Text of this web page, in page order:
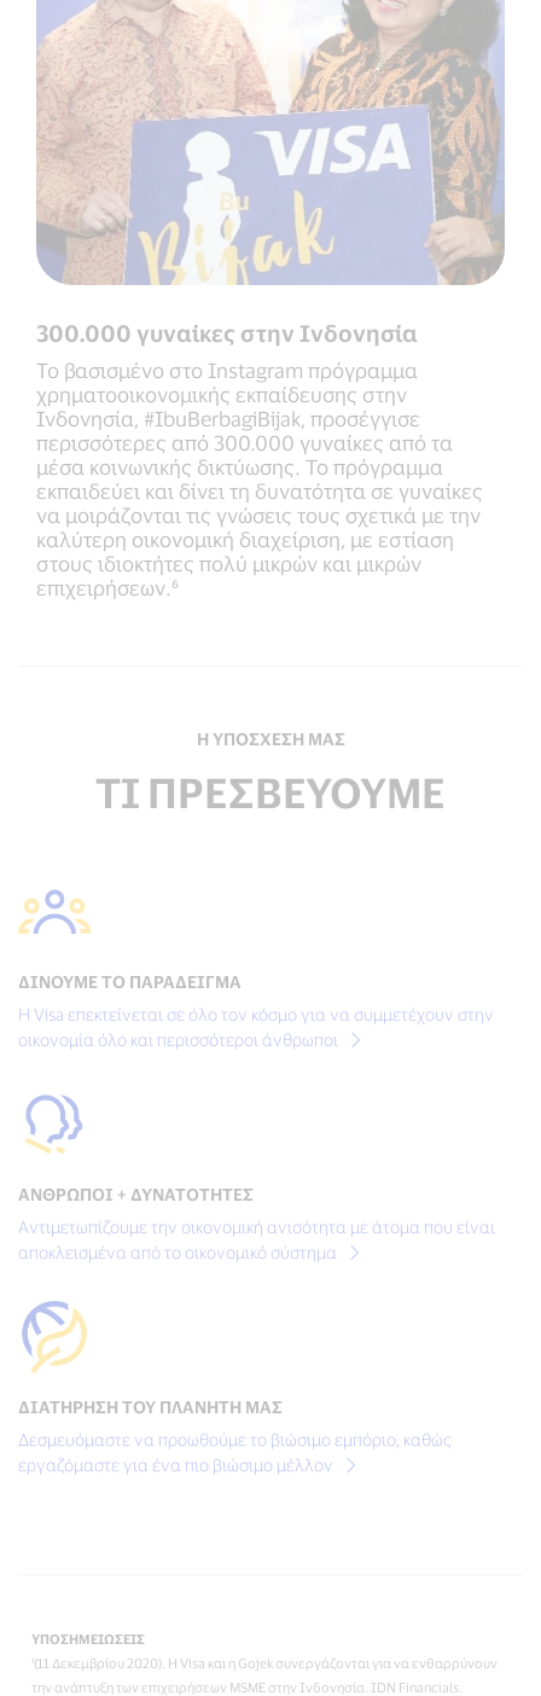
300.000 γυναίκες στην Ινδονησία
Το βασισμένο στο Instagram πρόγραμμα
χρηματοοικονομικής εκπαίδευσης στην
Ινδονησία, #IbuBerbagiBijak, προσέγγισε
περισσότερες από 300.000 γυναίκες από τα
μέσα κοινωνικής δικτύωσης. Το πρόγραμμα
εκπαιδεύει και δίνει τη δυνατότητα σε γυναίκες
να μοιράζονται τις γνώσεις τους σχετικά με την
καλύτερη οικονομική διαχείριση, με εστίαση
στους ιδιοκτήτες πολύ μικρών και μικρών
επιχειρήσεων.⁶
Η ΥΠΌΣΧΕΣΉ ΜΑΣ
ΤΙ ΠΡΕΣΒΕΎΟΥΜΕ
ΔΊΝΟΥΜΕ ΤΟ ΠΑΡΆΔΕΙΓΜΑ
Η Visa επεκτείνεται σε όλο τον κόσμο για να συμμετέχουν στην
οικονομία όλο και περισσότεροι άνθρωποι
ΑΝΘΡΩΠΟΙ + ΔΥΝΑΤΟΤΗΤΕΣ
Αντιμετωπίζουμε την οικονομική ανισότητα με άτομα που είναι
αποκλεισμένα από το οικονομικό σύστημα
ΔΙΑΤΉΡΗΣΗ ΤΟΥ ΠΛΑΝΉΤΗ ΜΑΣ
Δεσμευόμαστε να προωθούμε το βιώσιμο εμπόριο, καθώς
εργαζόμαστε για ένα πιο βιώσιμο μέλλον
ΥΠΟΣΗΜΕΙΩΣΕΙΣ
¹(11 Δεκεμβρίου 2020). Η Visa και η Gojek συνεργάζονται για να ενθαρρύνουν
την ανάπτυξη των επιχειρήσεων MSME στην Ινδονησία. IDN Financials.